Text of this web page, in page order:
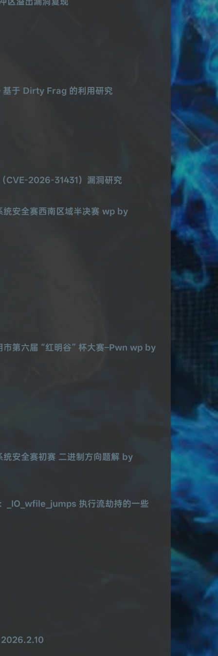
于 Dirty Frag 的利用研究
CVE-2026-31431）漏洞研究
安全赛西南区域半决赛 wp by
第六届 “红明谷” 杯大赛–Pwn wp by
安全赛初赛 二进制方向题解 by
_IO_wfile_jumps 执行流劫持的一些
2026.2.10